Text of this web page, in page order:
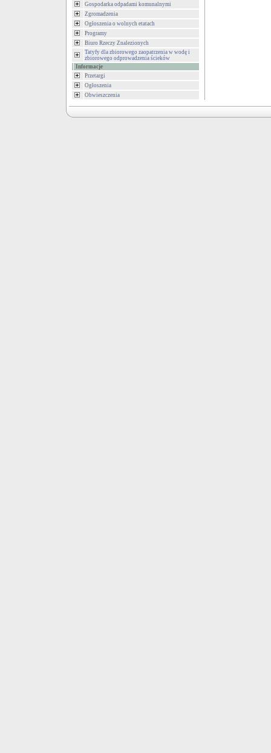
Gospodarka odpadami komunalnymi
Zgromadzenia
Ogłoszenia o wolnych etatach
Programy
Biuro Rzeczy Znalezionych
Tatyfy dla zbiorowego zaopatrzenia w wodę i
zbiorowego odprowadzenia ścieków
Informacje
Przetargi
Ogłoszenia
Obwieszczenia